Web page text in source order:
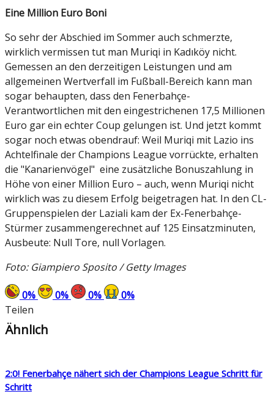
Eine Million Euro Boni
So sehr der Abschied im Sommer auch schmerzte,
wirklich vermissen tut man Muriqi in Kadıköy nicht.
Gemessen an den derzeitigen Leistungen und am
allgemeinen Wertverfall im Fußball-Bereich kann man
sogar behaupten, dass den Fenerbahçe-
Verantwortlichen mit den eingestrichenen 17,5 Millionen
Euro gar ein echter Coup gelungen ist. Und jetzt kommt
sogar noch etwas obendrauf: Weil Muriqi mit Lazio ins
Achtelfinale der Champions League vorrückte, erhalten
die "Kanarienvögel" eine zusätzliche Bonuszahlung in
Höhe von einer Million Euro – auch, wenn Muriqi nicht
wirklich was zu diesem Erfolg beigetragen hat. In den CL-
Gruppenspielen der Laziali kam der Ex-Fenerbahçe-
Stürmer zusammengerechnet auf 125 Einsatzminuten,
Ausbeute: Null Tore, null Vorlagen.
Foto: Giampiero Sposito / Getty Images
0% 0% 0% 0%
Teilen
Ähnlich
2:0! Fenerbahçe nähert sich der Champions League Schritt für
Schritt